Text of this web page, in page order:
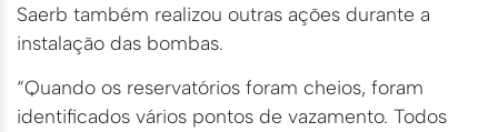
Saerb também realizou outras ações durante a
instalação das bombas.
“Quando os reservatórios foram cheios, foram
identificados vários pontos de vazamento. Todos